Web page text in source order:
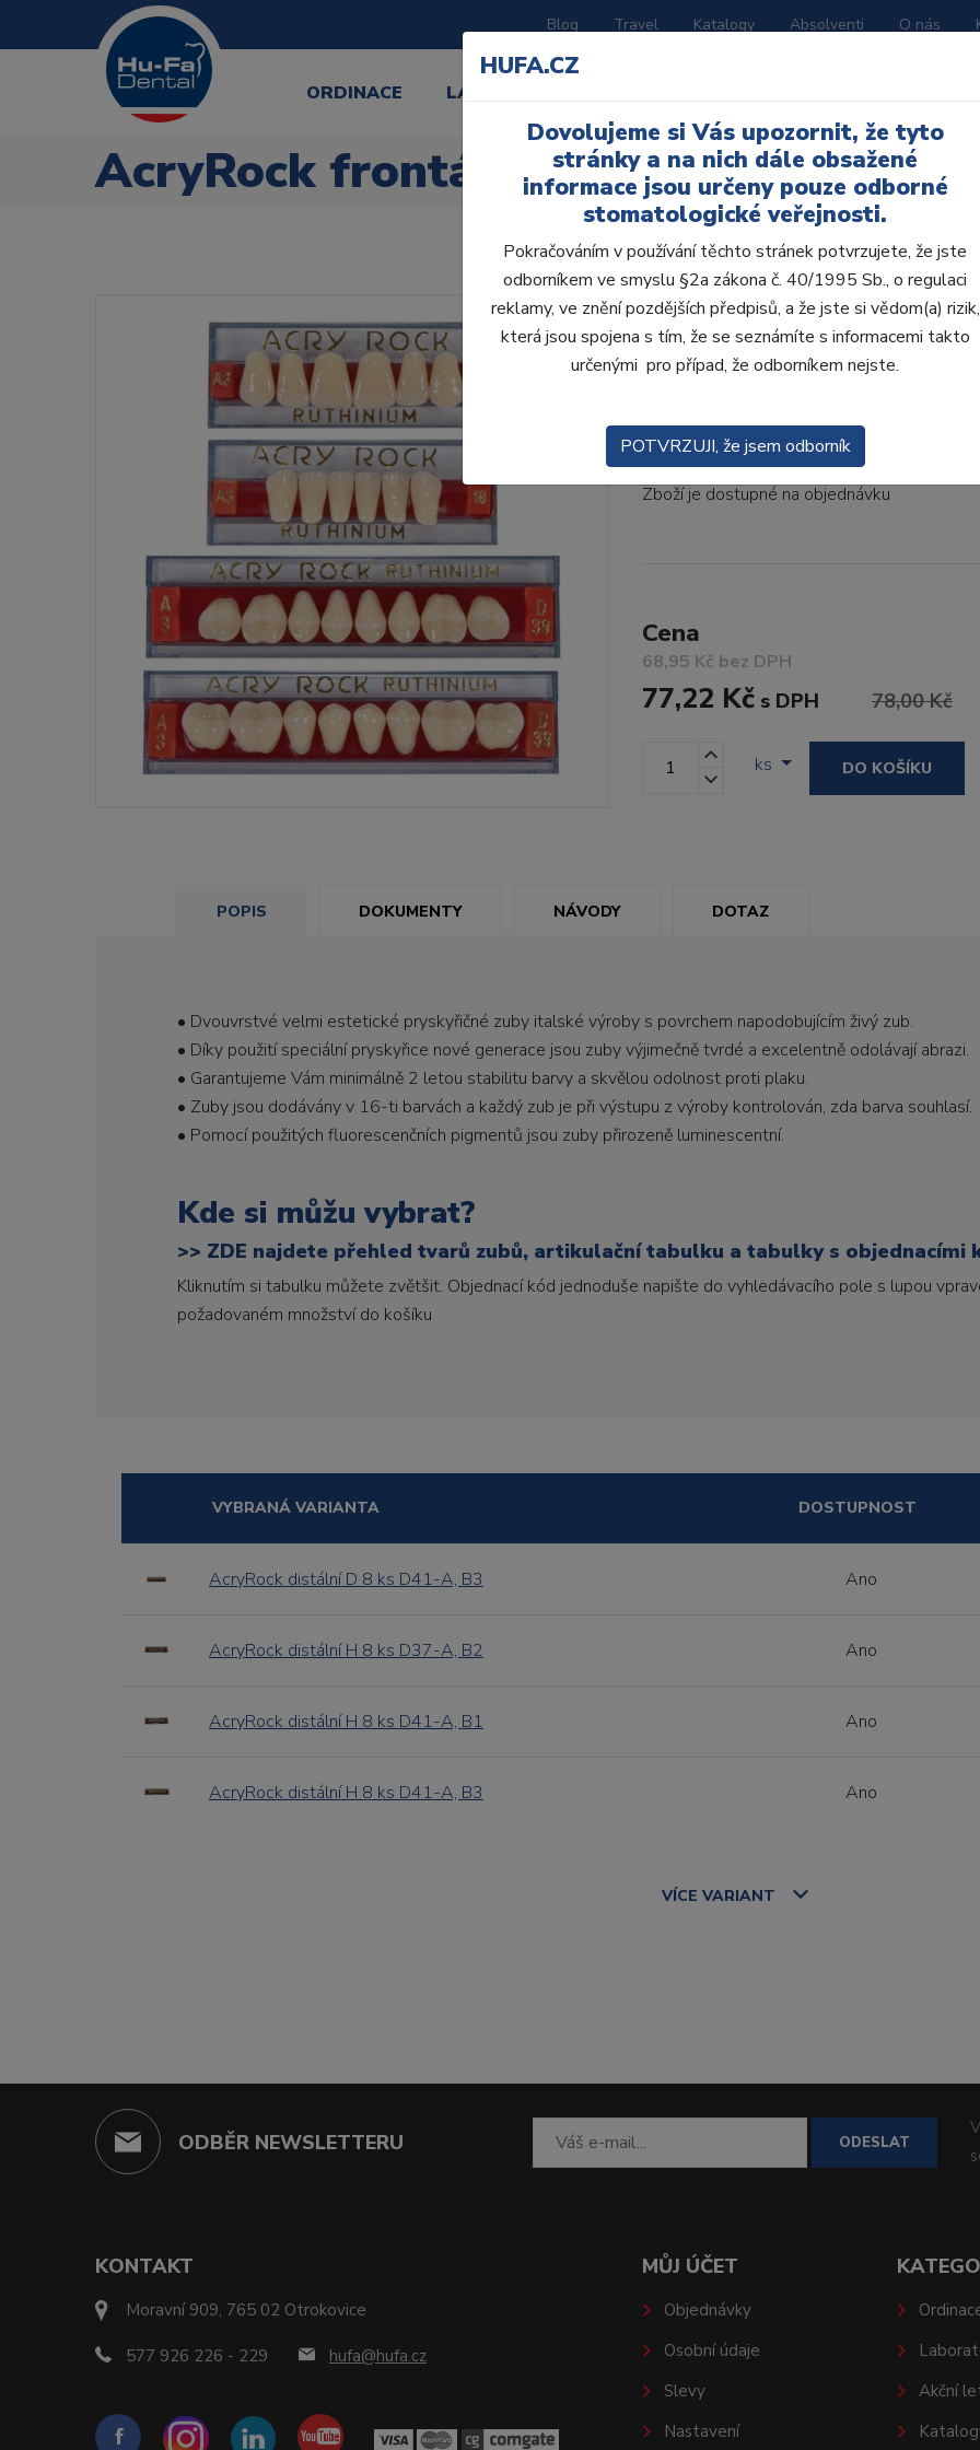
Blog Travel Katalogy Absolventi O nás
ORDINACE LABORATOŘ
AcryRock frontální D
AcryRock frontální D
• Dvouvrstvé velmi estetické pryskyřičné
zub.• Díky použití speciální pryskyřice
Kód produktu: 801572
Zboží je dostupné na objednávku
Cena
68,95 Kč bez DPH
77,22 Kč s DPH 78,00 Kč
ks DO KOŠÍKU
POPIS DOKUMENTY NÁVODY DOTAZ
• Dvouvrstvé velmi estetické pryskyřičné zuby italské výroby s povrchem napodobujícím živý zub.
• Díky použití speciální pryskyřice nové generace jsou zuby výjimečně tvrdé a excelentně odolávají abrazi.
• Garantujeme Vám minimálně 2 letou stabilitu barvy a skvělou odolnost proti plaku.
• Zuby jsou dodávány v 16-ti barvách a každý zub je při výstupu z výroby kontrolován, zda barva souhlasí.
• Pomocí použitých fluorescenčních pigmentů jsou zuby přirozeně luminescentní.
Kde si můžu vybrat?
>> ZDE najdete přehled tvarů zubů, artikulační tabulku a tabulky s objednacími
Kliknutím si tabulku můžete zvětšit. Objednací kód jednoduše napište do vyhledávacího pole s lupou
požadovaném množství do košíku
VYBRANÁ VARIANTA DOSTUPNOST
AcryRock distální D 8 ks D41-A, B3 Ano
AcryRock distální H 8 ks D37-A, B2 Ano
AcryRock distální H 8 ks D41-A, B1 Ano
AcryRock distální H 8 ks D41-A, B3 Ano
VÍCE VARIANT
ODBĚR NEWSLETTERU ODESLAT
KONTAKT
Moravní 909, 765 02 Otrokovice
577 926 226 - 229 hufa@hufa.cz
MŮJ ÚČET
Objednávky
Osobní údaje
Slevy
Nastavení
Akční
HUFA.CZ
Dovolujeme si Vás upozornit, že tyto
stránky a na nich dále obsažené
informace jsou určeny pouze odborné
stomatologické veřejnosti.
Pokračováním v používání těchto stránek potvrzujete, že jste
odborníkem ve smyslu §2a zákona č. 40/1995 Sb., o regulaci
reklamy, ve znění pozdějších předpisů, a že jste si vědom(a) rizik,
která jsou spojena s tím, že se seznámíte s informacemi takto
určenými pro případ, že odborníkem nejste.
POTVRZUJI, že jsem odborník